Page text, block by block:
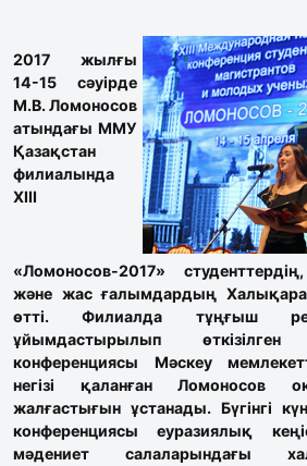
2017 жылғы
14-15 сәуірде
М.В. Ломоносов
атындағы ММУ
Қазақстан
филиалында
XIII
«Ломоносов-2017»
және жас ғалымдардың
өтті. Филиалда тұңғыш
ұйымдастырылып өткізілген
конференциясы Мәскеу
негізі қаланған Ломоносов
жалғастығын ұстанады. Бүгінгі
конференциясы еуразиялық
мәдениет салаларындағы